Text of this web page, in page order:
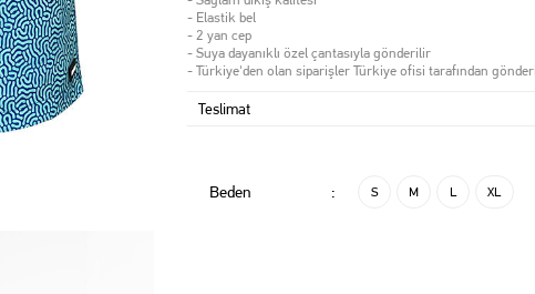
- Elastik bel
- 2 yan cep
- Suya dayanıklı özel çantasıyla gönderilir
- Türkiye'den olan siparişler Türkiye ofisi tarafından
Teslimat
Beden : S M L XL